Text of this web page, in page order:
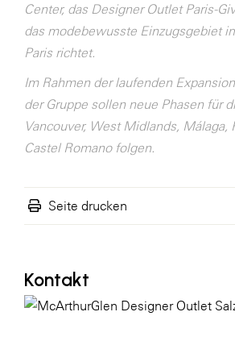
Center, das Designer Outlet Paris-
das modebewusste Einzugsgebiet
Paris richtet.
Im Rahmen der laufenden
der Gruppe sollen neue Phasen für
Vancouver, West Midlands, Málaga,
Castel Romano folgen.
Seite drucken
Kontakt